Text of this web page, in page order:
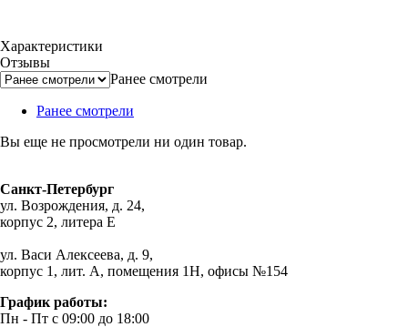
Характеристики
Отзывы
Ранее смотрели
Ранее смотрели
Вы еще не просмотрели ни один товар.
Санкт-Петербург
ул. Возрождения, д. 24,
корпус 2, литера Е
ул. Васи Алексеева, д. 9,
корпус 1, лит. А, помещения 1H, офисы №154
График работы:
Пн - Пт с 09:00 до 18:00